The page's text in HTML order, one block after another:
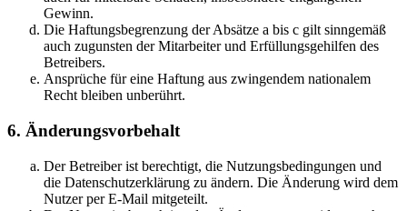
Gewinn.
Die Haftungsbegrenzung der Absätze a bis c gilt sinngemäß
auch zugunsten der Mitarbeiter und Erfüllungsgehilfen des
Betreibers.
Ansprüche für eine Haftung aus zwingendem nationalem
Recht bleiben unberührt.
6. Änderungsvorbehalt
Der Betreiber ist berechtigt, die Nutzungsbedingungen und
die Datenschutzerklärung zu ändern. Die Änderung wird dem
Nutzer per E-Mail mitgeteilt.